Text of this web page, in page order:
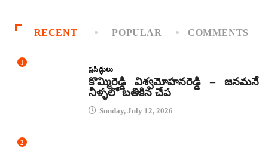
RECENT POPULAR COMMENTS
1
ప్రసిద్ధులు
కొమ్మిరెడ్డి విశ్వమోహనరెడ్డి – జనమనే
నీళ్ళలో బతికిన చేప
Sunday, July 12, 2026
2